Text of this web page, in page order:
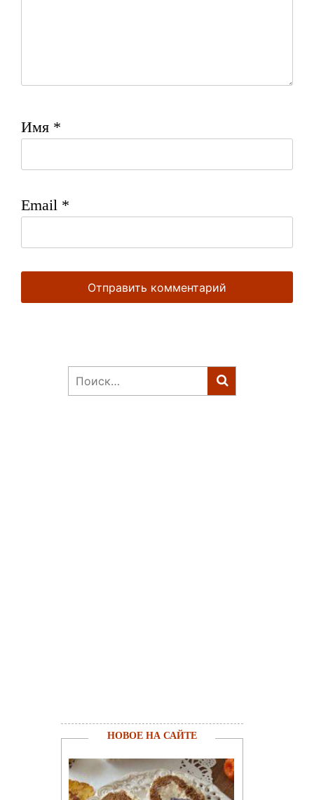
Имя *
Email *
Найти:
НОВОЕ НА САЙТЕ